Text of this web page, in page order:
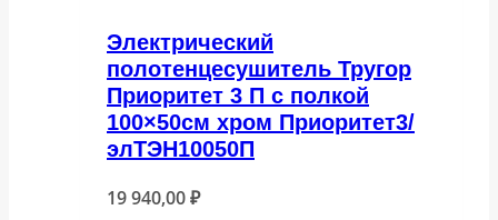
Электрический
полотенцесушитель Тругор
Приоритет 3 П с полкой
100×50см хром Приоритет3/
элТЭН10050П
19 940,00₽